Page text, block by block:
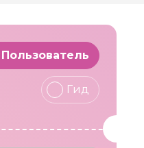
Пользователь
Гид